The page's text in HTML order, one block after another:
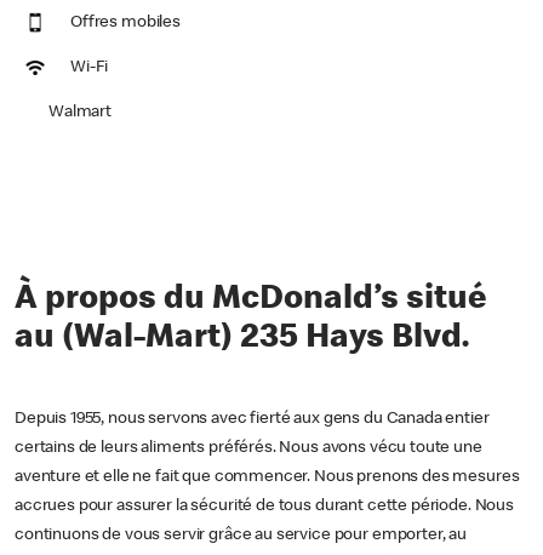
Offres mobiles
Wi-Fi
Walmart
À propos du McDonald’s situé
au (Wal-Mart) 235 Hays Blvd.
Depuis 1955, nous servons avec fierté aux gens du Canada entier
certains de leurs aliments préférés. Nous avons vécu toute une
aventure et elle ne fait que commencer. Nous prenons des mesures
accrues pour assurer la sécurité de tous durant cette période. Nous
continuons de vous servir grâce au service pour emporter, au